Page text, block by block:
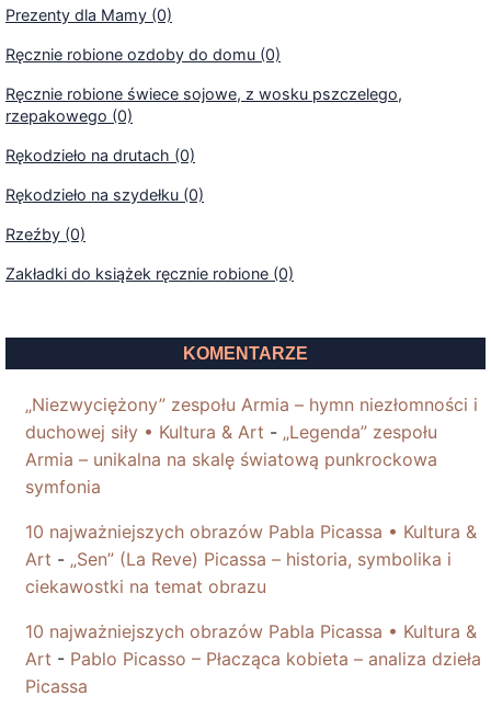
Prezenty dla Mamy (0)
Ręcznie robione ozdoby do domu (0)
Ręcznie robione świece sojowe, z wosku pszczelego,
rzepakowego (0)
Rękodzieło na drutach (0)
Rękodzieło na szydełku (0)
Rzeźby (0)
Zakładki do książek ręcznie robione (0)
KOMENTARZE
„Niezwyciężony” zespołu Armia – hymn niezłomności i
duchowej siły • Kultura & Art - „Legenda” zespołu
Armia – unikalna na skalę światową punkrockowa
symfonia
10 najważniejszych obrazów Pabla Picassa • Kultura &
Art - „Sen” (La Reve) Picassa – historia, symbolika i
ciekawostki na temat obrazu
10 najważniejszych obrazów Pabla Picassa • Kultura &
Art - Pablo Picasso – Płacząca kobieta – analiza dzieła
Picassa